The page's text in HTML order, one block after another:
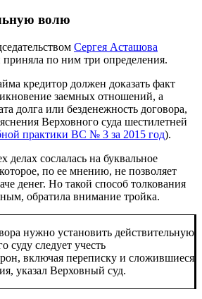
волю
Сергея Асташова
по ним три определения.
кредитор должен доказать факт
заемных отношений, а
долга или безденежность договора,
Верховного суда шестилетней
практики ВС № 3 за 2015 год).
делах сослалась на буквальное
по ее мнению, не позволяет
денег. Но такой способ толкования
обратила внимание тройка.
нужно установить действительную
суду следует учесть
включая переписку и сложившиеся
указал Верховный суд.